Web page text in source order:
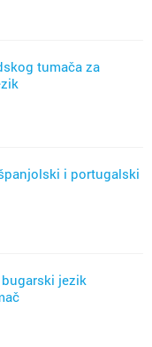
tumača za
i portugalski
jezik